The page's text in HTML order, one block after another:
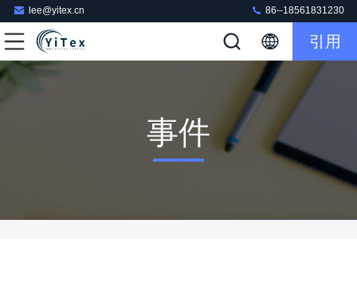
lee@yitex.cn 86--18561831230
引用
事件